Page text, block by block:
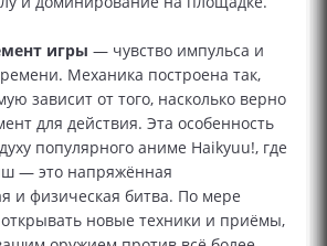
игры — чувство импульса и
Механика построена так,
зависит от того, насколько верно
для действия. Эта особенность
популярного аниме Haikyuu!, где
— это напряжённая
и физическая битва. По мере
новые техники и приёмы,